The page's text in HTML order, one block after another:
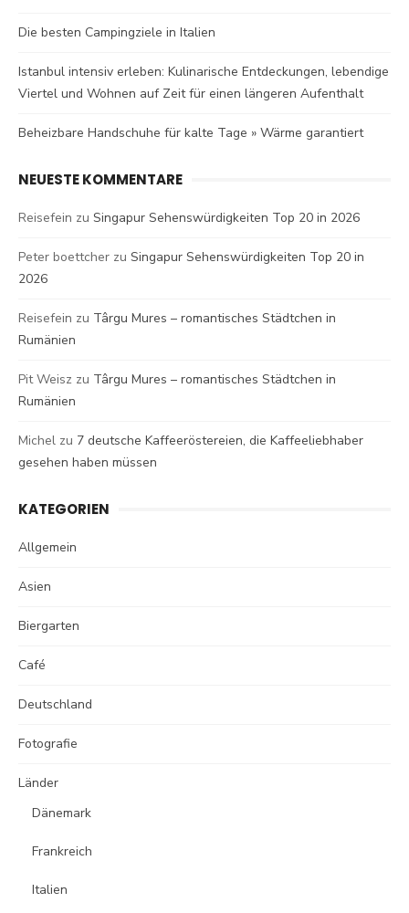
Die besten Campingziele in Italien
Istanbul intensiv erleben: Kulinarische Entdeckungen, lebendige
Viertel und Wohnen auf Zeit für einen längeren Aufenthalt
Beheizbare Handschuhe für kalte Tage » Wärme garantiert
NEUESTE KOMMENTARE
Reisefein zu Singapur Sehenswürdigkeiten Top 20 in 2026
Peter boettcher zu Singapur Sehenswürdigkeiten Top 20 in
2026
Reisefein zu Târgu Mures – romantisches Städtchen in
Rumänien
Pit Weisz zu Târgu Mures – romantisches Städtchen in
Rumänien
Michel zu 7 deutsche Kaffeeröstereien, die Kaffeeliebhaber
gesehen haben müssen
KATEGORIEN
Allgemein
Asien
Biergarten
Café
Deutschland
Fotografie
Länder
Dänemark
Frankreich
Italien